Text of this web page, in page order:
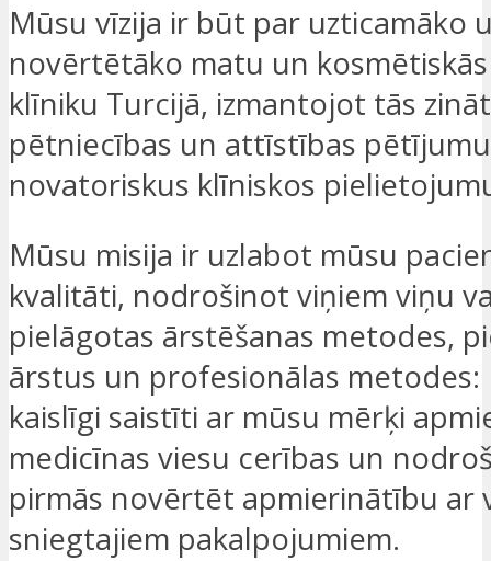
Mūsu vīzija ir būt par uzticamāko
novērtētāko matu un
klīniku Turcijā, izmantojot tās
pētniecības un attīstības
novatoriskus klīniskos
Mūsu misija ir uzlabot mūsu
kvalitāti, nodrošinot viņiem viņu
pielāgotas ārstēšanas metodes,
ārstus un profesionālas metodes:
kaislīgi saistīti ar mūsu mērķi
medicīnas viesu cerības un
pirmās novērtēt apmierinātību ar
sniegtajiem pakalpojumiem.